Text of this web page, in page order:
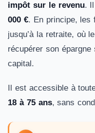
impôt sur le revenu.
000 €. En principe, les
jusqu’à la retraite, où
récupérer son
capital.
Il est accessible à
18 à 75 ans, sans